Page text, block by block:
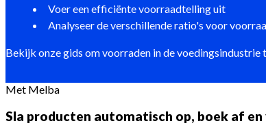
Voer een efficiënte voorraadtelling uit
Analyseer de verschillende ratio's voor
Bekijk onze gids om voorraden in de voedingsindustrie
Met Melba
Sla producten automatisch op, boek af en